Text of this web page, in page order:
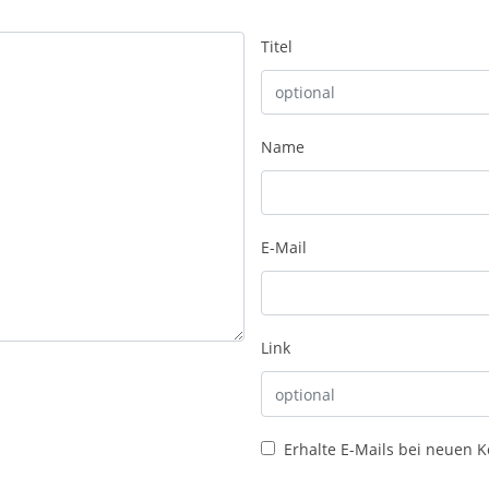
Titel
Name
E-Mail
Link
Erhalte E-Mails bei neuen